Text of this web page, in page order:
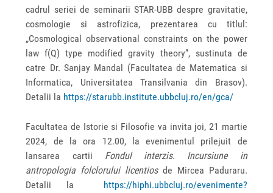
cadrul seriei de seminarii STAR-UBB despre gravitatie,
cosmologie si astrofizica, prezentarea cu titlul:
„Cosmological observational constraints on the power
law f(Q) type modified gravity theory”, sustinuta de
catre Dr. Sanjay Mandal (Facultatea de Matematica si
Informatica, Universitatea Transilvania din Brasov).
Detalii la https://starubb.institute.ubbcluj.ro/en/gca/
Facultatea de Istorie si Filosofie va invita joi, 21 martie
2024, de la ora 12.00, la evenimentul prilejuit de
lansarea cartii Fondul interzis. Incursiune in
antropologia folclorului licentiosde Mircea Paduraru.
Detalii la
https://hiphi.ubbcluj.ro/evenimente?